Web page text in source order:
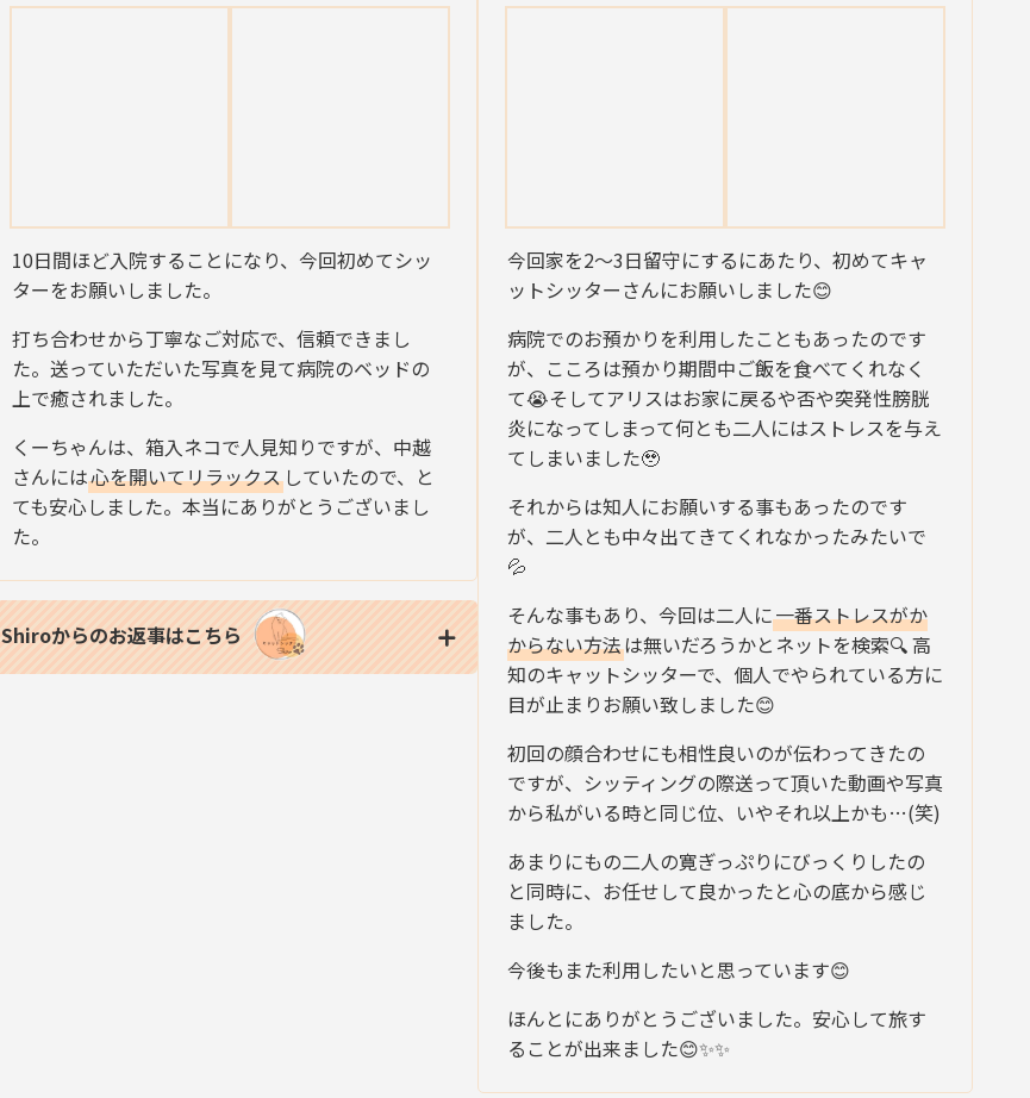
10日間ほど入院することになり、今回初めてシッ
ターをお願いしました。
打ち合わせから丁寧なご対応で、信頼できまし
た。送っていただいた写真を見て病院のベッドの
上で癒されました。
くーちゃんは、箱入ネコで人見知りですが、中越
さんには心を開いてリラックス していたので、と
ても安心しました。本当にありがとうございまし
た。
Shiroからのお返事はこちら
今回家を2〜3日留守にするにあたり、初めてキャ
ットシッターさんにお願いしました😊
病院でのお預かりを利用したこともあったのです
が、こころは預かり期間中ご飯を食べてくれなく
て😭そしてアリスはお家に戻るや否や突発性膀胱
炎になってしまって何とも二人にはストレスを与え
てしまいました🥹
それからは知人にお願いする事もあったのです
が、二人とも中々出てきてくれなかったみたいで
💦
そんな事もあり、今回は二人に一番ストレスがか
からない方法は無いだろうかとネットを検索🔍 高
知のキャットシッターで、個人でやられている方に
目が止まりお願い致しました😊
初回の顔合わせにも相性良いのが伝わってきたの
ですが、シッティングの際送って頂いた動画や写真
から私がいる時と同じ位、いやそれ以上かも…(笑)
あまりにもの二人の寛ぎっぷりにびっくりしたの
と同時に、お任せして良かったと心の底から感じ
ました。
今後もまた利用したいと思っています😊
ほんとにありがとうございました。安心して旅す
ることが出来ました😊✨✨